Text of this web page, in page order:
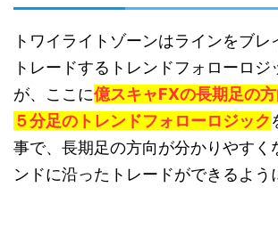
トワイライトゾーンはラインをブレ
トレードするトレンドフォローロジ
が、ここに億スキャFXの長期足の
５分足のトレンドフォローロジック
事で、長期足の方向が分かりやすく
ンドに沿ったトレードができるよう